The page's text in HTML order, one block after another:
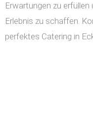
Erwartungen zu
Erlebnis zu schaffen.
perfektes Catering in